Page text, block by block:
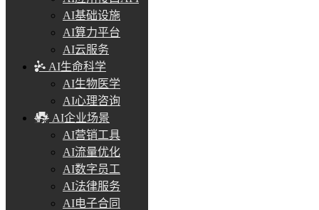
AI基础设施
AI算力平台
AI云服务
AI生命科学
AI生物医学
AI心理咨询
AI企业场景
AI营销工具
AI流量优化
AI数字员工
AI法律服务
AI电子合同